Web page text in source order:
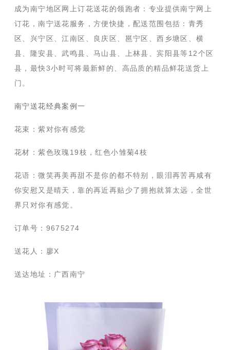
成为南宁地区网上订花送花的领跑者：专业提供南宁网上
订花，南宁送花服务，方便快捷，配送范围包括：青秀
区、兴宁区、江南区、良庆区、邕宁区、西乡塘区、横
县、隆安县、武鸣县、马山县、上林县、宾阳县等12个区
县，最快3小时可将最新鲜的、高品质的精品鲜花送货上
门。
南宁送花经典案例一
花束：紫对你有感觉
花材：紫色玫瑰19枝，红色小雏菊4枝
花语：微笑再美再甜不是你的都不特别，眼泪再苦再咸有
你安慰又是晴天，靠的再近再贴少了拥抱就算太远，全世
界只对你有感觉。
订单号：9675274
送花人：廖X
送达地址：广西南宁